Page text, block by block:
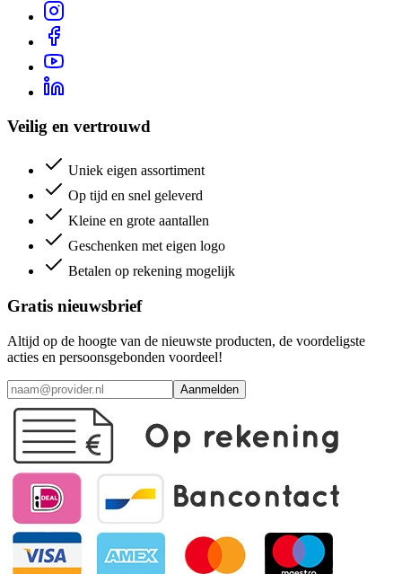
Veilig en vertrouwd
Uniek eigen assortiment
Op tijd en snel geleverd
Kleine en grote aantallen
Geschenken met eigen logo
Betalen op rekening mogelijk
Gratis nieuwsbrief
Altijd op de hoogte van de nieuwste producten, de voordeligste
acties en persoonsgebonden voordeel!
Aanmelden